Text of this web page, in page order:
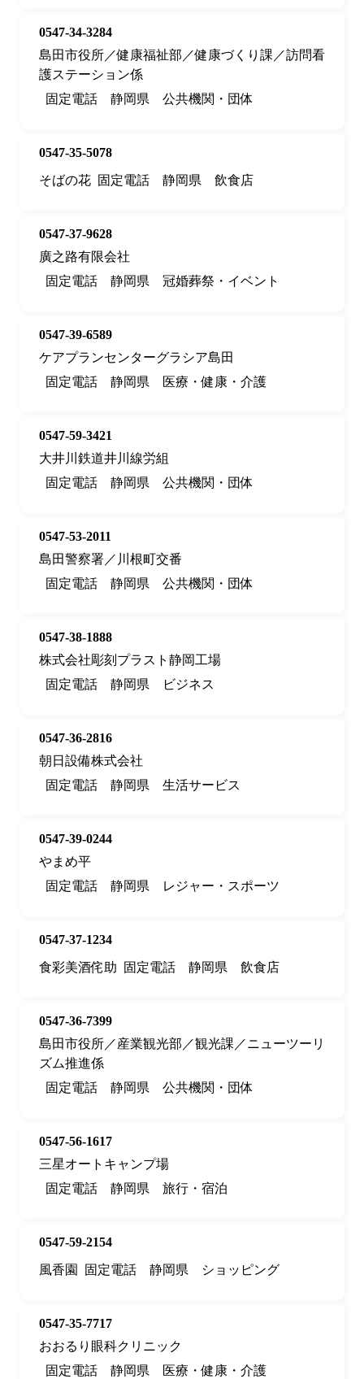
0547-34-3284
島田市役所／健康福祉部／健康づくり課／訪問看
護ステーション係
固定電話
静岡県 公共機関・団体
0547-35-5078
そばの花 固定電話 静岡県 飲食店
0547-37-9628
廣之路有限会社
固定電話
静岡県 冠婚葬祭・イベント
0547-39-6589
ケアプランセンターグラシア島田
固定電話
静岡県 医療・健康・介護
0547-59-3421
大井川鉄道井川線労組
固定電話
静岡県 公共機関・団体
0547-53-2011
島田警察署／川根町交番
固定電話
静岡県 公共機関・団体
0547-38-1888
株式会社彫刻プラスト静岡工場
固定電話
静岡県 ビジネス
0547-36-2816
朝日設備株式会社
固定電話
静岡県 生活サービス
0547-39-0244
やまめ平
固定電話
静岡県 レジャー・スポーツ
0547-37-1234
食彩美酒侘助
固定電話 静岡県 飲食店
0547-36-7399
島田市役所／産業観光部／観光課／ニューツーリ
ズム推進係
固定電話
静岡県 公共機関・団体
0547-56-1617
三星オートキャンプ場
固定電話
静岡県 旅行・宿泊
0547-59-2154
風香園
固定電話 静岡県 ショッピング
0547-35-7717
おおるり眼科クリニック
固定電話
静岡県 医療・健康・介護